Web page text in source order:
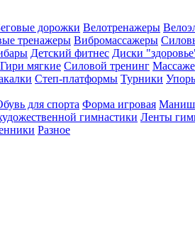
дорожки Велотренажеры
тренажеры Вибромассажеры
Детский фитнес Диски
Гири мягкие Силовой тренинг
Степ-платформы Турники
для спорта Форма игровая
гимнастики Ленты
Разное